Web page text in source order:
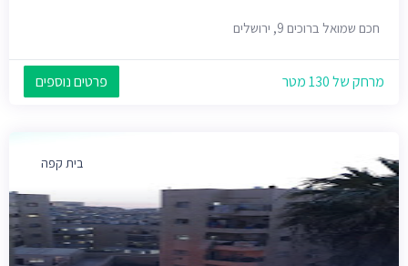
חכם שמואל ברוכים 9, ירושלים
מרחק של 130 מטר פרטים נוספים
בית קפה